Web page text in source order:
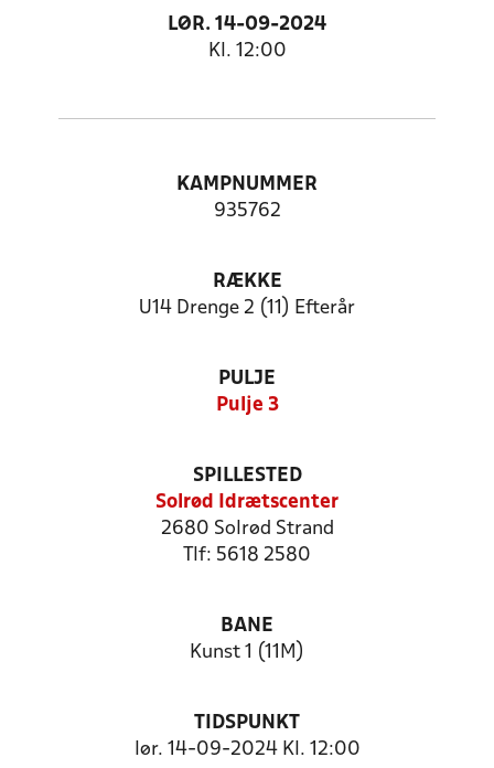
LØR. 14-09-2024
Kl. 12:00
KAMPNUMMER
935762
RÆKKE
U14 Drenge 2 (11) Efterår
PULJE
Pulje 3
SPILLESTED
Solrød Idrætscenter
2680 Solrød Strand
Tlf: 5618 2580
BANE
Kunst 1 (11M)
TIDSPUNKT
lør. 14-09-2024 Kl. 12:00